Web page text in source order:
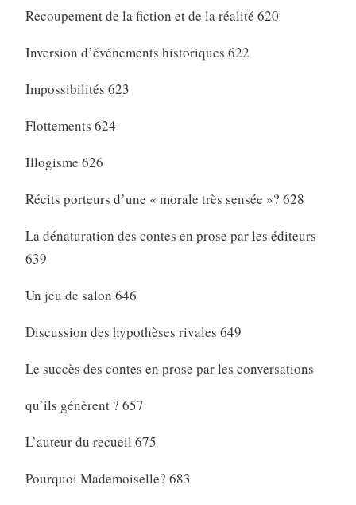
Recoupement de la fiction et de la réalité 620
Inversion d’événements historiques 622
Impossibilités 623
Flottements 624
Illogisme 626
Récits porteurs d’une « morale très sensée »? 628
La dénaturation des contes en prose par les éditeurs
639
Un jeu de salon 646
Discussion des hypothèses rivales 649
Le succès des contes en prose par les conversations
qu’ils génèrent ? 657
L’auteur du recueil 675
Pourquoi Mademoiselle? 683